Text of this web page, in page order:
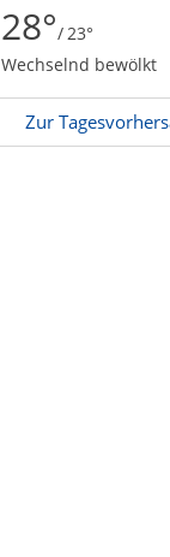
28°/ 23°
Wechselnd bewölkt
Zur